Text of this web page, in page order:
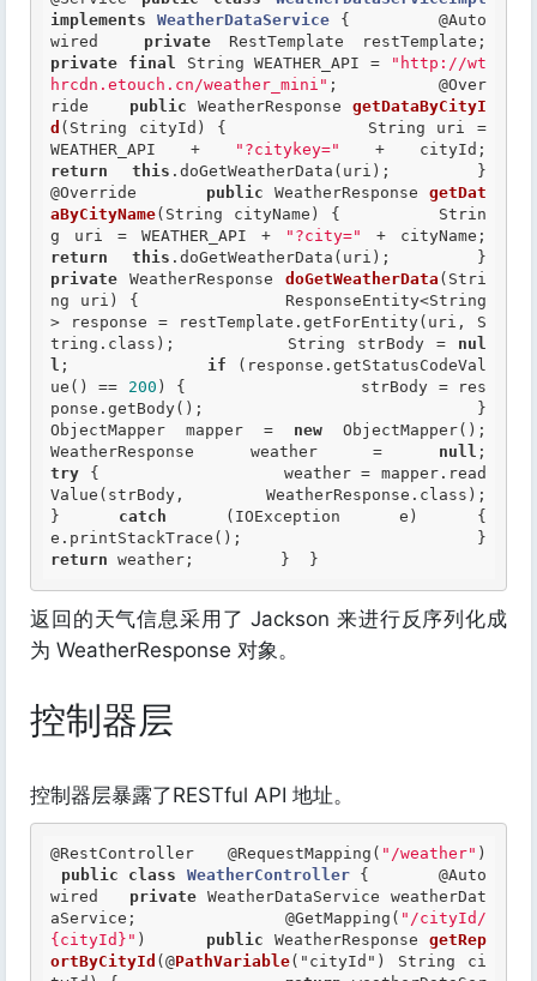
implements
WeatherDataService {
@Auto
wired
private
private
final String WEATHER_API =
"http://wt
hrcdn.etouch.cn/weather_mini"
; @Over
ride
public WeatherResponse getDataByCityI
d (String cityId) { 		String uri =
WEATHER_API +
"?citykey="
return
this
@Override
public WeatherResponse getDat
aByCityName(String cityName) { 		Strin
g uri = WEATHER_API +
"?city="
return
this
private WeatherResponse doGetWeatherData (Stri
ng uri) { 		ResponseEntity<String
> response = restTemplate.getForEntity(uri, S
tring.class); 		String strBody = nul
l
if (response.getStatusCodeVal
ue() == 200 ) { 			strBody = res
ponse.getBody(); 		}
ObjectMapper mapper = new ObjectMapper();
WeatherResponse weather = null
try { 			weather = mapper.read
Value(strBody, WeatherResponse.class);
} catch (IOException e) {
return
weather; 	}  }
返回的天气信息采用了 Jackson 来进行反序列化成
为 WeatherResponse 对象。
控制器层
控制器层暴露了RESTful API 地址。
@RestController @RequestMapping ( "/weather" )
public
class WeatherController {
@Auto
wired
private WeatherDataService weatherDat
@GetMapping ( "/cityId/
{cityId}"
public WeatherResponse getRep
ortByCityId (@PathVariable("cityId") String ci